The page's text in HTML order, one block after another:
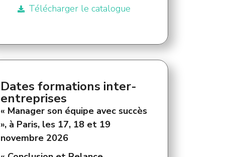
Télécharger le catalogue
Dates formations inter-
entreprises
« Manager son équipe avec succès
», à Paris, les 17, 18 et 19
novembre 2026